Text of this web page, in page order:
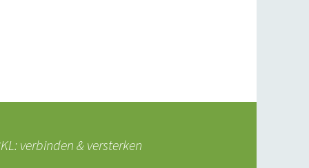
verbinden & versterken